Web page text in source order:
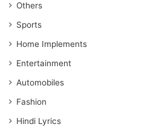
Others
Sports
Home Implements
Entertainment
Automobiles
Fashion
Hindi Lyrics